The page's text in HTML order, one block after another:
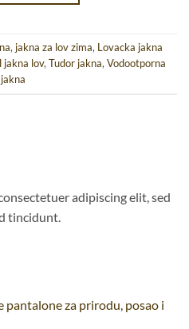
, jakna za lov zima, Lovacka jakna
jakna lov,Tudor jakna,Vodootporna
adipiscing elit, sed
tincidunt.
pantalone za prirodu, posao i